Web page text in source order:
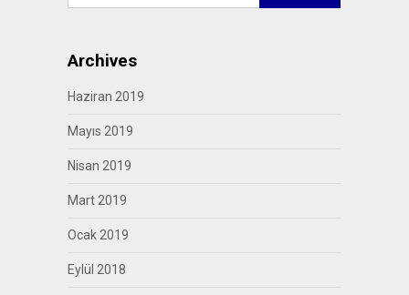
Archives
Haziran 2019
Mayıs 2019
Nisan 2019
Mart 2019
Ocak 2019
Eylül 2018